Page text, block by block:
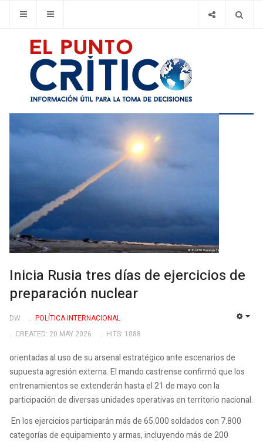
Inicia Rusia tres días de ejercicios de
preparación nuclear
DW
POLÍTICA INTERNACIONAL
CREATED: 20 MAY 2026
HITS: 1088
orientadas al uso de su arsenal estratégico ante escenarios de
supuesta agresión externa. El mando castrense confirmó que los
entrenamientos se extenderán hasta el 21 de mayo con la
participación de diversas unidades operativas en territorio nacional.
En los ejercicios participarán más de 65.000 soldados con 7.800
categorías de equipamiento y armas, incluyendo más de 200